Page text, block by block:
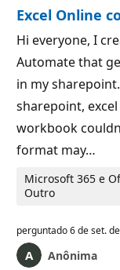
Excel Online
Hi everyone, I
Automate that
in my
sharepoint,
workbook
format may…
Microsoft 365 e
Outro
perguntado6 de set.
Anônima